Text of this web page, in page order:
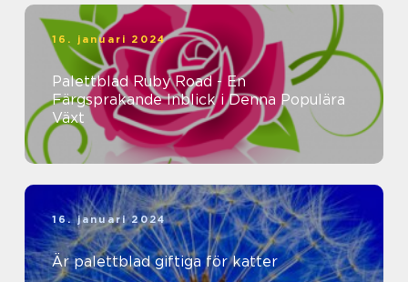
16. januari 2024
Palettblad Ruby Road - En
Färgsprakande Inblick i Denna Populära
Växt
16. januari 2024
Är palettblad giftiga för katter